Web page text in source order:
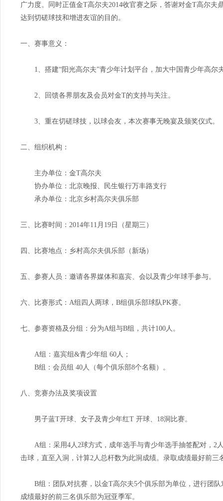
广力度。同时正值金T高尔夫2014收官赛之际，答谢对金T高尔
达到切磋球技和增进友谊的目的。
一、赛事意义：
1、搭建“阳光高尔夫”青少年计划平台，加大中国青少年高尔
2、回馈各界朋友及会员对金T的支持与关注。
3、重在切磋球技，以球会友，本次赛事无晚宴及颁奖仪式。
二、组织机构：
主办单位：金T高尔夫
协办单位：北京晚报、民生银行万丰路支行
承办单位：北京乡村高尔夫俱乐部
三、比赛时间：2014年11月19日（星期三）
四、比赛地点：乡村高尔夫俱乐部（新场）
五、参赛人员：邀请各界媒体和嘉宾、会以及青少年球手参与。
六、比赛形式：A组四人两球，B组俱乐部球队PK赛。
七、参赛资格及分组：分为A组与B组，共计100人。
A组：嘉宾组&青少年组 60人；
B组：会员组 40人（每个俱乐部8个名额）。
八、竞赛办法及奖项设置
男子蓝T开球、女子及青少年红T 开球、18洞比赛。
A组：采用4人2球方式，成年选手与青少年选手抽签配对，2
击球，直至入洞，计算2人总杆数为此洞成绩。录取成绩最好前三
B组：团队对抗赛，以金T高尔夫5个俱乐部为单位，进行团队
成绩最好的前三名俱乐部为冠亚季军。